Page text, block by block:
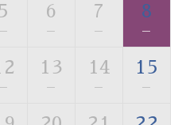
カビの特殊素材の畳を使
滑りにくい畳のお風呂で
階段がございます。 予め
5
—
6
—
7
—
8
—
—
13
—
14
—
15
—